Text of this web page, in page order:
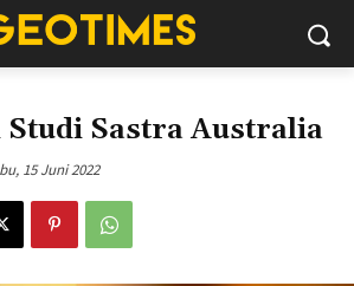
Studi Sastra Australia
15 Juni 2022